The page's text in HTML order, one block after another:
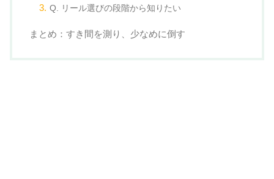
Q. リール選びの段階から知りたい
まとめ：すき間を測り、少なめに倒す